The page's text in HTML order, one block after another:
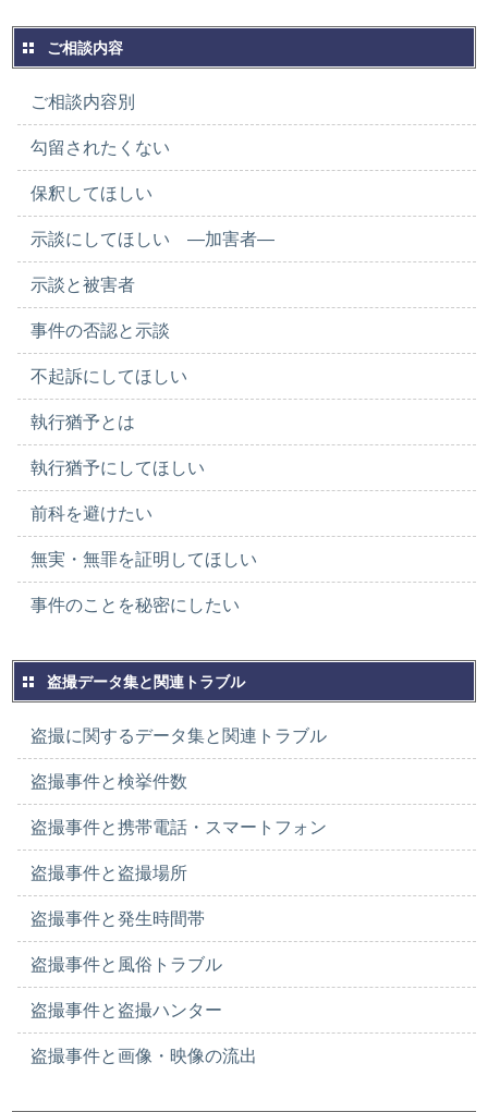
ご相談内容
ご相談内容別
勾留されたくない
保釈してほしい
示談にしてほしい ―加害者―
示談と被害者
事件の否認と示談
不起訴にしてほしい
執行猶予とは
執行猶予にしてほしい
前科を避けたい
無実・無罪を証明してほしい
事件のことを秘密にしたい
盗撮データ集と関連トラブル
盗撮に関するデータ集と関連トラブル
盗撮事件と検挙件数
盗撮事件と携帯電話・スマートフォン
盗撮事件と盗撮場所
盗撮事件と発生時間帯
盗撮事件と風俗トラブル
盗撮事件と盗撮ハンター
盗撮事件と画像・映像の流出